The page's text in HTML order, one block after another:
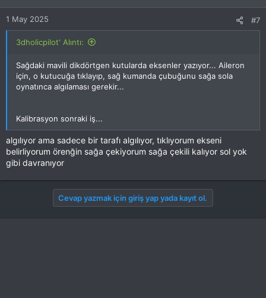
1 May 2025 #7
3dholicpilot' Alıntı:
Sağdaki mavili dikdörtgen kutularda eksenler yazıyor... Aileron
için, o kutucuğa tıklayıp, sağ kumanda çubuğunu sağa sola
oynatınca algılaması gerekir...
Kalibrasyon sonraki iş...
algılıyor ama sadece bir tarafı algılıyor, tıklıyorum ekseni
belirliyorum örenğin sağa çekiyorum sağa çekili kalıyor sol yok
gibi davranıyor
Cevap yazmak için giriş yap yada kayıt ol.